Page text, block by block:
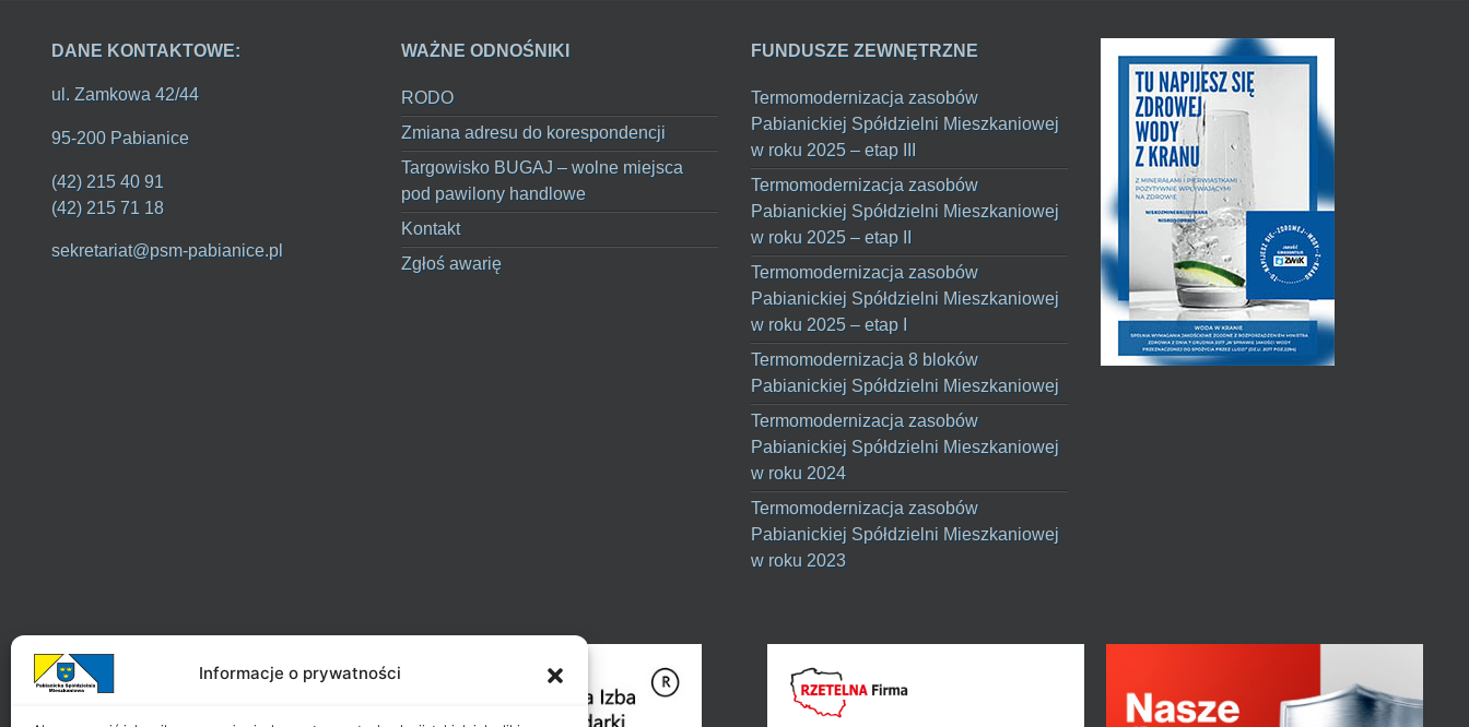
Informacje o prywatności
DANE KONTAKTOWE:
ul. Zamkowa 42/44
95-200 Pabianice
(42) 215 40 91
(42) 215 71 18
sekretariat@psm-pabianice.pl
WAŻNE ODNOŚNIKI
RODO
Zmiana adresu do korespondencji
Targowisko BUGAJ – wolne miejsca
pod pawilony handlowe
Kontakt
Zgłoś awarię
FUNDUSZE ZEWNĘTRZNE
Termomodernizacja zasobów
Pabianickiej Spółdzielni Mieszkaniowej
w roku 2025 – etap III
Termomodernizacja zasobów
Pabianickiej Spółdzielni Mieszkaniowej
w roku 2025 – etap II
Termomodernizacja zasobów
Pabianickiej Spółdzielni Mieszkaniowej
w roku 2025 – etap I
Termomodernizacja 8 bloków
Pabianickiej Spółdzielni Mieszkaniowej
Termomodernizacja zasobów
Pabianickiej Spółdzielni Mieszkaniowej
w roku 2024
Termomodernizacja zasobów
Pabianickiej Spółdzielni Mieszkaniowej
w roku 2023